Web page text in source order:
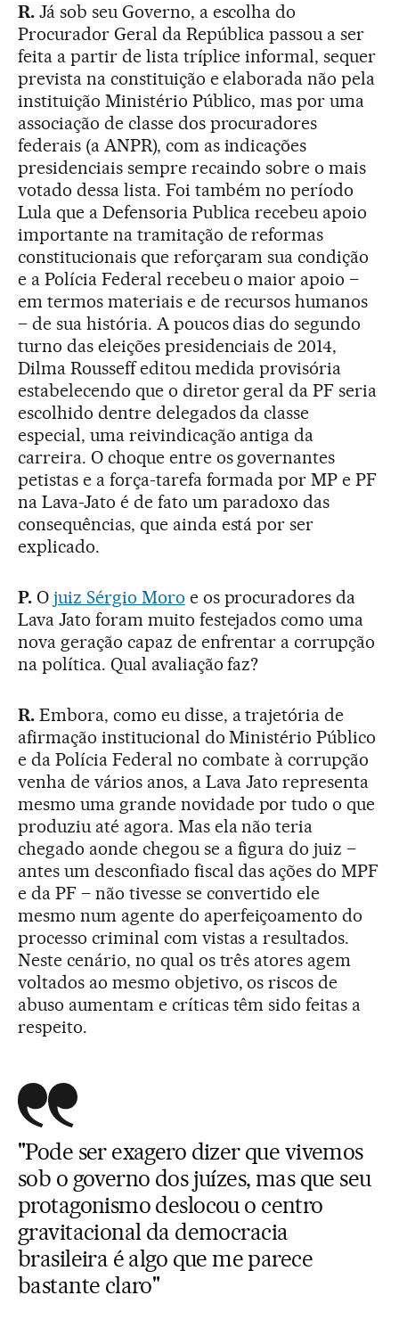
R.Já sob seu Governo, a escolha do
Procurador Geral da República passou a ser
feita a partir de lista tríplice informal, sequer
prevista na constituição e elaborada não pela
instituição Ministério Público, mas por uma
associação de classe dos procuradores
federais (a ANPR), com as indicações
presidenciais sempre recaindo sobre o mais
votado dessa lista. Foi também no período
Lula que a Defensoria Publica recebeu apoio
importante na tramitação de reformas
constitucionais que reforçaram sua condição
e a Polícia Federal recebeu o maior apoio –
em termos materiais e de recursos humanos
– de sua história. A poucos dias do segundo
turno das eleições presidenciais de 2014,
Dilma Rousseff editou medida provisória
estabelecendo que o diretor geral da PF seria
escolhido dentre delegados da classe
especial, uma reivindicação antiga da
carreira. O choque entre os governantes
petistas e a força-tarefa formada por MP e PF
na Lava-Jato é de fato um paradoxo das
consequências, que ainda está por ser
explicado.
P.O juiz Sérgio Moro e os procuradores da
Lava Jato foram muito festejados como uma
nova geração capaz de enfrentar a corrupção
na política. Qual avaliação faz?
R.Embora, como eu disse, a trajetória de
afirmação institucional do Ministério Público
e da Polícia Federal no combate à corrupção
venha de vários anos, a Lava Jato representa
mesmo uma grande novidade por tudo o que
produziu até agora. Mas ela não teria
chegado aonde chegou se a figura do juiz –
antes um desconfiado fiscal das ações do MPF
e da PF – não tivesse se convertido ele
mesmo num agente do aperfeiçoamento do
processo criminal com vistas a resultados.
Neste cenário, no qual os três atores agem
voltados ao mesmo objetivo, os riscos de
abuso aumentam e críticas têm sido feitas a
respeito.
"Pode ser exagero dizer que vivemos
sob o governo dos juízes, mas que seu
protagonismo deslocou o centro
gravitacional da democracia
brasileira é algo que me parece
bastante claro"